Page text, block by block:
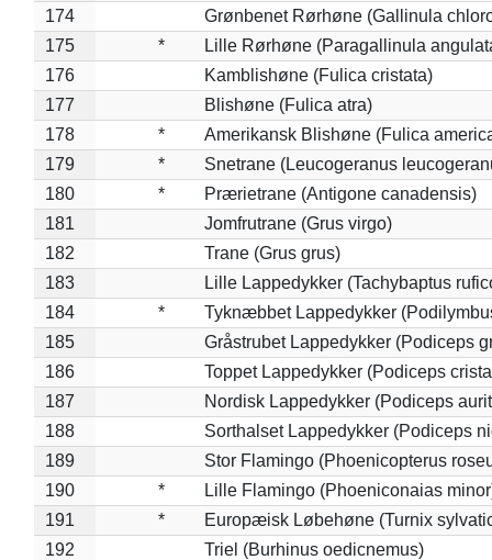
174
Grønbenet Rørhøne (Gallinula
175
*
Lille Rørhøne (Paragallinula
176
Kamblishøne (Fulica cristata)
177
Blishøne (Fulica atra)
178
*
Amerikansk Blishøne (Fulica
179
*
Snetrane (Leucogeranus
180
*
Prærietrane (Antigone canadensis)
181
Jomfrutrane (Grus virgo)
182
Trane (Grus grus)
183
Lille Lappedykker (Tachybaptus
184
*
Tyknæbbet Lappedykker
185
Gråstrubet Lappedykker (Podiceps
186
Toppet Lappedykker (Podiceps
187
Nordisk Lappedykker (Podiceps
188
Sorthalset Lappedykker (Podiceps
189
Stor Flamingo (Phoenicopterus
190
*
Lille Flamingo (Phoeniconaias
191
*
Europæisk Løbehøne (Turnix
192
Triel (Burhinus oedicnemus)